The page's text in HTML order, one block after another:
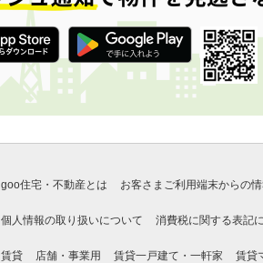
goo住宅・不動産とは お客さまご利用端末からの
個人情報の取り扱いについて 消費税に関する表記
賃貸 店舗・事業用 賃貸一戸建て・一軒家 賃貸